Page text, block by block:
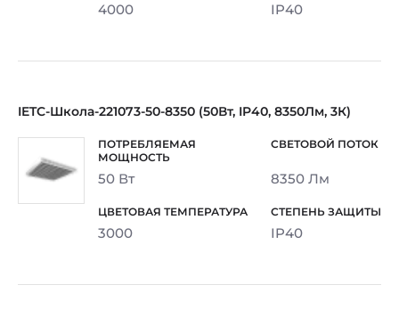
4000 IP40
IETC-Школа-221073-50-8350 (50Вт, IP40, 8350Лм, 3К)
50 Вт 8350 Лм
3000 IP40